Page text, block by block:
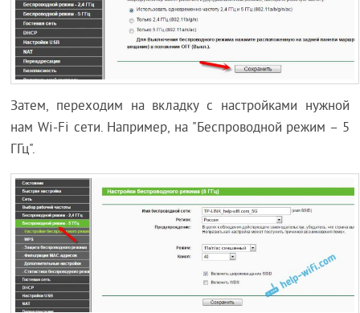
Затем, переходим на вкладку с настройками нужной
нам Wi-Fi сети. Например, на "Беспроводной режим – 5
ГГц".